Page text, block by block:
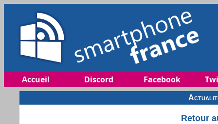
Accueil Discord Facebook
Retour